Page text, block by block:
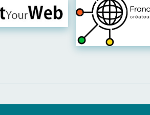
leur site Visiter leur